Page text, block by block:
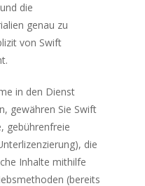
die
genau zu
von Swift
in den Dienst
gewähren Sie Swift
gebührenfreie
die
Inhalte mithilfe
(bereits